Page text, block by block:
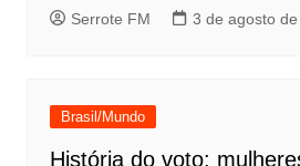
Serrote FM 3 de agosto
Brasil/Mundo
História do voto: